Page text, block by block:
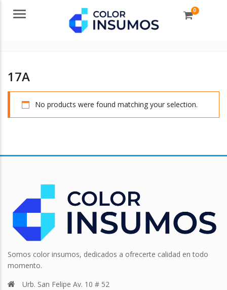
Menu 0
17A
No products were found matching your selection.
Somos color insumos, dedicados a ofrecerte calidad en todo
momento.
Urb. San Felipe Av. 10 # 52